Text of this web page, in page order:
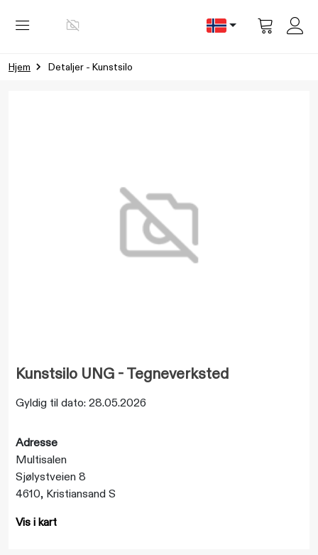
Hjem Detaljer - Kunstsilo
Kunstsilo UNG - Tegneverksted
Gyldig til dato: 28.05.2026
Adresse
Multisalen
Sjølystveien 8
4610, Kristiansand S
Vis i kart